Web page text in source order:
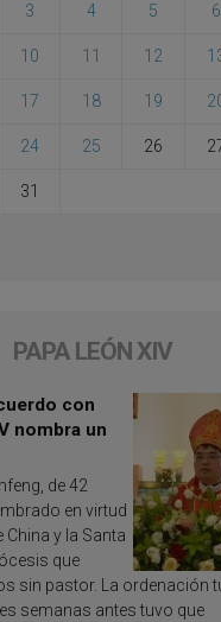
3 4 5 6
10 11 12
17 18 19
24 25 26
31
PAPA LEÓN XIV
con
nombra un
de 42
en virtud
China y la Santa
que
sin pastor. La ordenación
semanas antes tuvo que